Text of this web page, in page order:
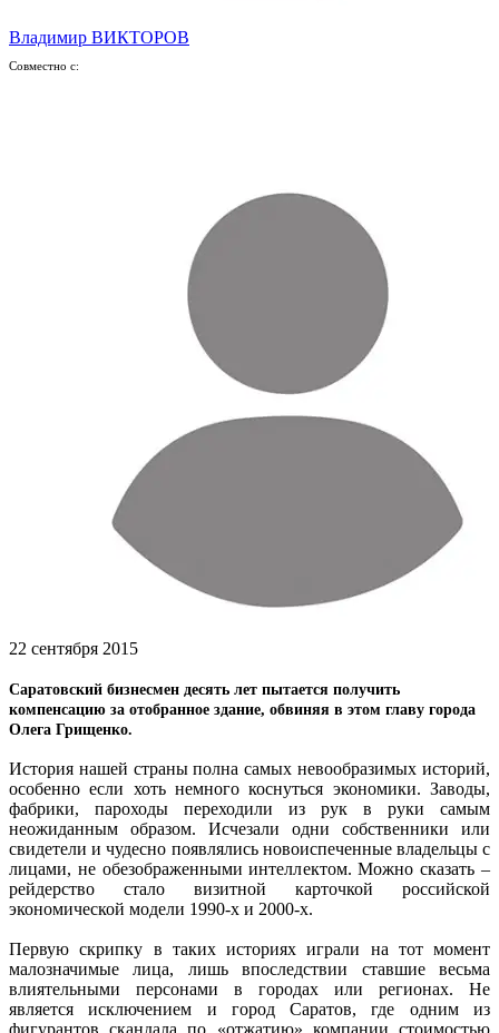
Владимир ВИКТОРОВ
Совместно с:
22 сентября 2015
Саратовский бизнесмен десять лет пытается получить
компенсацию за отобранное здание, обвиняя в этом главу города
Олега Грищенко.
История нашей страны полна самых невообразимых историй,
особенно если хоть немного коснуться экономики. Заводы,
фабрики, пароходы переходили из рук в руки самым
неожиданным образом. Исчезали одни собственники или
свидетели и чудесно появлялись новоиспеченные владельцы с
лицами, не обезображенными интеллектом. Можно сказать –
рейдерство стало визитной карточкой российской
экономической модели 1990-х и 2000-х.
Первую скрипку в таких историях играли на тот момент
малозначимые лица, лишь впоследствии ставшие весьма
влиятельными персонами в городах или регионах. Не
является исключением и город Саратов, где одним из
фигурантов скандала по «отжатию» компании стоимостью